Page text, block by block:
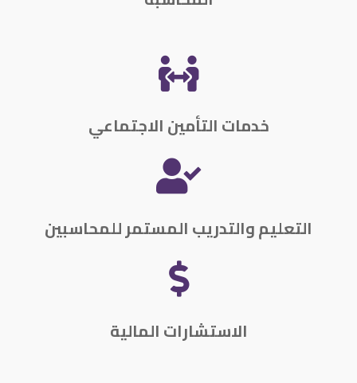

خدمات التأمين الاجتماعي

التعليم والتدريب المستمر للمحاسبين

الاستشارات المالية